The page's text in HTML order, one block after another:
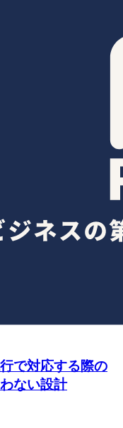
で対応する際の
ない設計